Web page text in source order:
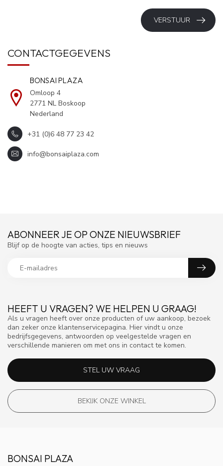
VERSTUUR
CONTACTGEGEVENS
+31 (0)6 48 77 23 42
info@bonsaiplaza.com
BONSAI PLAZA
Omloop 4
2771 NL Boskoop
Nederland
HEEFT U VRAGEN? WE HELPEN U GRAAG!
Als u vragen heeft over onze producten of uw aankoop, bezoek
dan zeker onze klantenservicepagina. Hier vindt u onze
bedrijfsgegevens, antwoorden op veelgestelde vragen en
verschillende manieren om met ons in contact te komen.
STEL UW VRAAG
BEKIJK ONZE WINKEL
ABONNEER JE OP ONZE NIEUWSBRIEF
Blijf op de hoogte van acties, tips en nieuws
BONSAI PLAZA